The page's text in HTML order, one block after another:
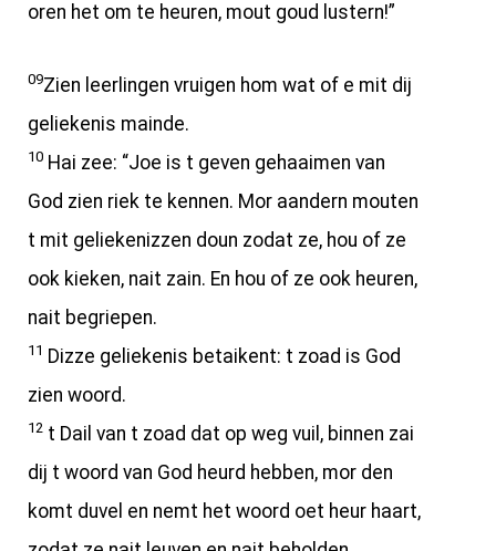
oren het om te heuren, mout goud lustern!”
09Zien leerlingen vruigen hom wat of e mit dij
geliekenis mainde.
10 Hai zee: “Joe is t geven gehaaimen van
God zien riek te kennen. Mor aandern mouten
t mit geliekenizzen doun zodat ze, hou of ze
ook kieken, nait zain. En hou of ze ook heuren,
nait begriepen.
11 Dizze geliekenis betaikent: t zoad is God
zien woord.
12 t Dail van t zoad dat op weg vuil, binnen zai
dij t woord van God heurd hebben, mor den
komt duvel en nemt het woord oet heur haart,